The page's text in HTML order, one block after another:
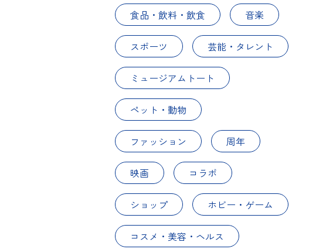
食品・飲料・飲食 音楽
スポーツ 芸能・タレント
ミュージアムトート
ペット・動物
ファッション 周年
映画 コラボ
ショップ ホビー・ゲーム
コスメ・美容・ヘルス